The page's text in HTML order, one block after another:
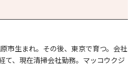
市生まれ。その後、東京で育つ。会社
て、現在清掃会社勤務。マッコウクジ